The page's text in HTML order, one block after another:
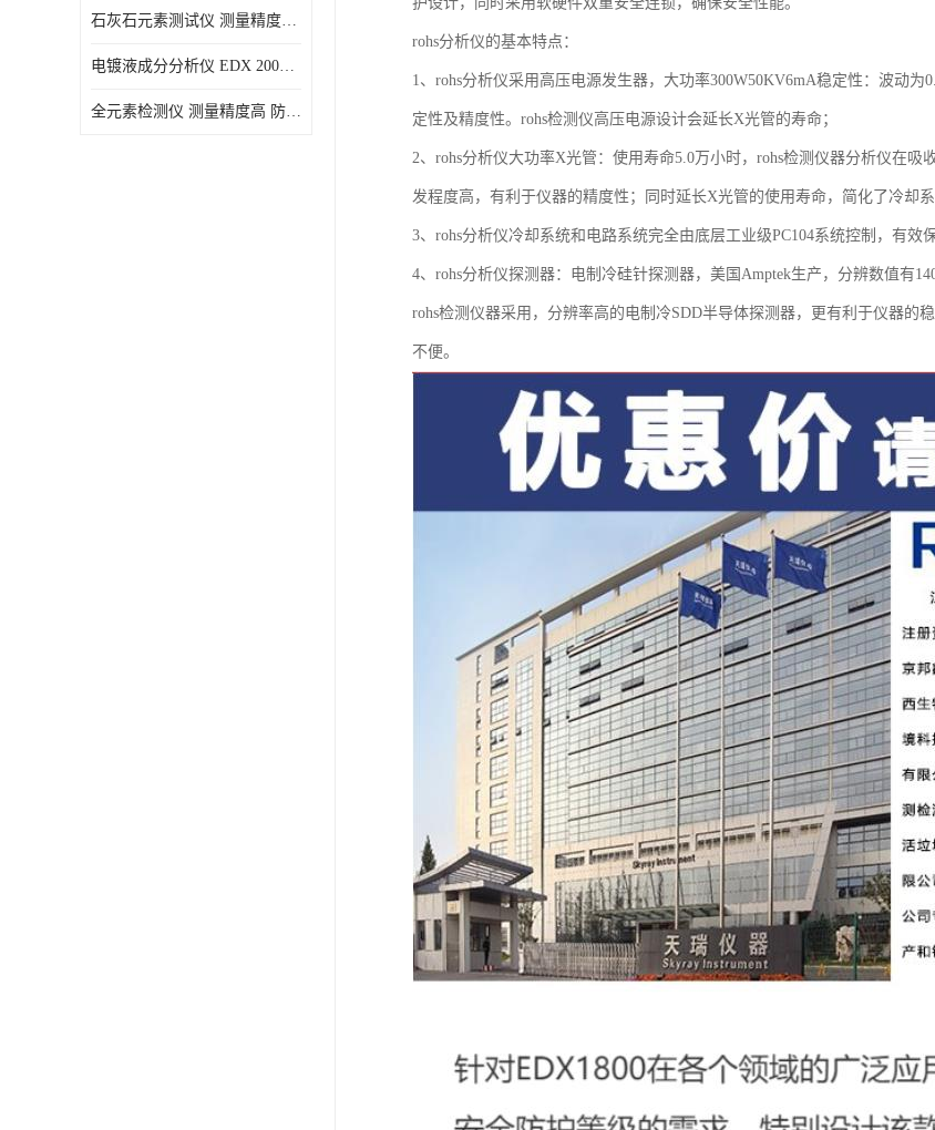
石灰石元素测试仪 测量精度高 测量方便 快捷
电镀液成分分析仪 EDX 2000A 测量 穿透力强
全元素检测仪 测量精度高 防尘 防水性能好
rohs分析仪的基本特点：
1、rohs分析仪采用高压电源发生器，大功率300W50KV6mA稳定性：波动
定性及精度性。rohs检测仪高压电源设计会延长X光管的寿命；
2、rohs分析仪大功率X光管：使用寿命5.0万小时，rohs检测仪器分析仪在
发程度高，有利于仪器的精度性；同时延长X光管的使用寿命，简化了冷却
3、rohs分析仪冷却系统和电路系统完全由底层工业级PC104系统控制，有效
4、rohs分析仪探测器：电制冷硅针探测器，美国Amptek生产，分辨数值有
rohs检测仪器采用，分辨率高的电制冷SDD半导体探测器，更有利于仪器的
不便。